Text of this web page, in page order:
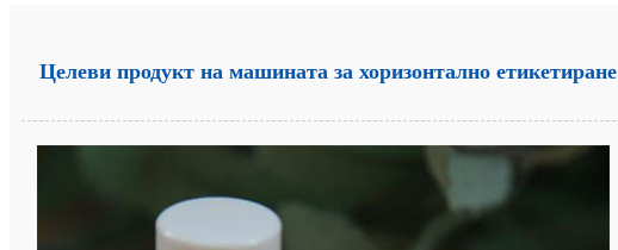
Целеви продукт на машината за хоризонтално етикетиране